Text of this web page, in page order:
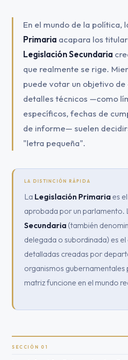
En el mundo de la política,
Primaria acapara los
Legislación Secundaria
que realmente se rige.
puede votar un objetivo de
detalles técnicos —como
específicos, fechas de
de informe— suelen
"letra pequeña".
LA DISTINCIÓN RÁPIDA
La Legislación Primaria es
aprobada por un parlamento.
Secundaria (también
delegada o subordinada) es
detalladas creadas por
organismos gubernamentales
matriz funcione en el mundo
SECCIÓN 01